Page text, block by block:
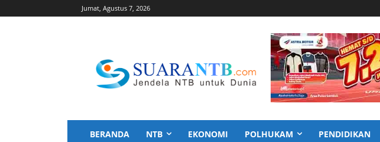
Jumat, Agustus 7, 2026
BERANDA NTB EKONOMI POLHUKAM PENDIDIKAN